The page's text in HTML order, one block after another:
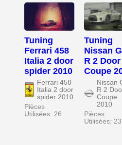
Tuning
Ferrari 458
Italia 2 door
spider 2010
Ferrari 458
Italia 2 door
spider 2010
Pièces
Utilisées: 26
Tuning
Nissan
R 2 Door
Coupe
Nissan
R 2
Coupe
2010
Pièces
Utilisées: 23